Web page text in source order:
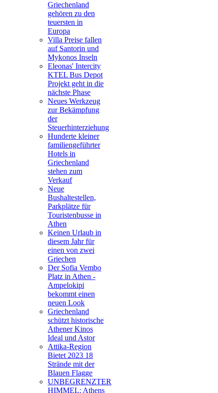
Griechenland
gehören zu den
teuersten in
Europa
Villa Preise fallen
auf Santorin und
Mykonos Inseln
Eleonas' Intercity
KTEL Bus Depot
Projekt geht in die
nächste Phase
Neues Werkzeug
zur Bekämpfung
der
Steuerhinterziehung
Hunderte kleiner
familiengeführter
Hotels in
Griechenland
stehen zum
Verkauf
Neue
Bushaltestellen,
Parkplätze für
Touristenbusse in
Athen
Keinen Urlaub in
diesem Jahr für
einen von zwei
Griechen
Der Sofia Vembo
Platz in Athen -
Ampelokipi
bekommt einen
neuen Look
Griechenland
schützt historische
Athener Kinos
Ideal und Astor
Attika-Region
Bietet 2023 18
Strände mit der
Blauen Flagge
UNBEGRENZTER
HIMMEL: Athens